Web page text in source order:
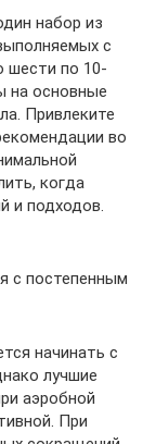
набор из
с
шести по 10-
на основные
Привлеките
во
когда
и подходов.
с постепенным
начинать с
лучшие
аэробной
При